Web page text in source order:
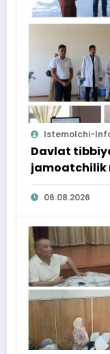
Istemolchi-
Davlat
jamoatchilik
06.08.2026